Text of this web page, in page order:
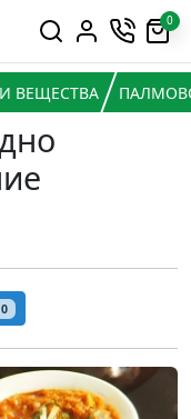
0
ВЕЩЕСТВА
0